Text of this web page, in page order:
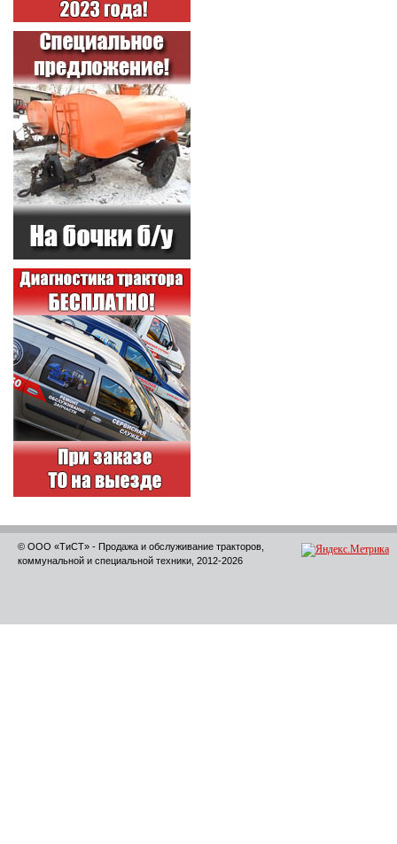
© ООО «ТиСТ» - Продажа и обслуживание тракторов,
коммунальной и специальной техники, 2012-2026